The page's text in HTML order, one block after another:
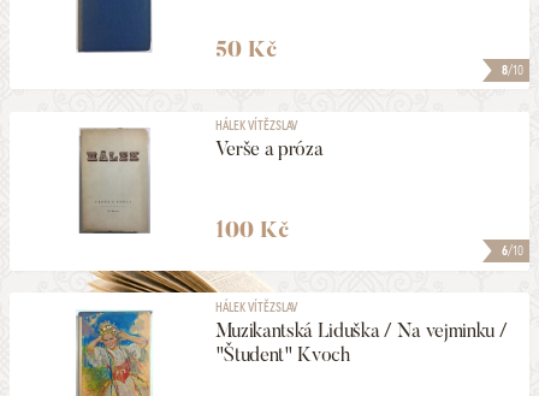
8/10
50 Kč
6/10
HÁLEK VÍTĚZSLAV
Verše a próza
100 Kč
HÁLEK VÍTĚZSLAV
Muzikantská Liduška / Na vejminku /
"Študent" Kvoch